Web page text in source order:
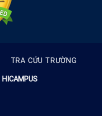
TRA CỨU TRƯỜNG
HICAMPUS